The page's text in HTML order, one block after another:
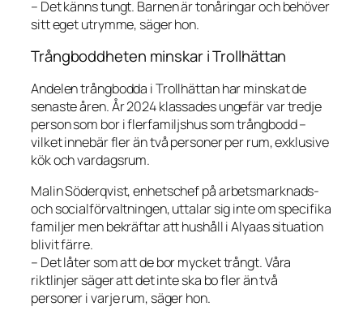
– Det känns tungt. Barnen är tonåringar och behöver
sitt eget utrymme, säger hon.
Trångboddheten minskar i Trollhättan
Andelen trångbodda i Trollhättan har minskat de
senaste åren. År 2024 klassades ungefär var tredje
person som bor i flerfamiljshus som trångbodd –
vilket innebär fler än två personer per rum, exklusive
kök och vardagsrum.
Malin Söderqvist, enhetschef på arbetsmarknads-
och socialförvaltningen, uttalar sig inte om specifika
familjer men bekräftar att hushåll i Alyaas situation
blivit färre.
– Det låter som att de bor mycket trångt. Våra
riktlinjer säger att det inte ska bo fler än två
personer i varje rum, säger hon.